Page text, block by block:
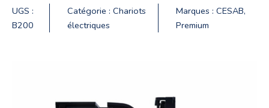
UGS :
B200
Catégorie :Chariots
électriques
Marques :CESAB,
Premium